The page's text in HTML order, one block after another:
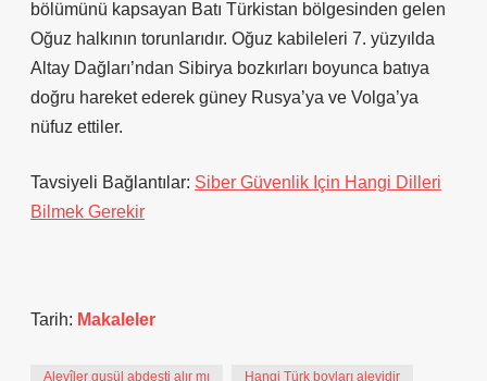
bölümünü kapsayan Batı Türkistan bölgesinden gelen
Oğuz halkının torunlarıdır. Oğuz kabileleri 7. yüzyılda
Altay Dağları’ndan Sibirya bozkırları boyunca batıya
doğru hareket ederek güney Rusya’ya ve Volga’ya
nüfuz ettiler.
Tavsiyeli Bağlantılar: Siber Güvenlik Için Hangi Dilleri
Bilmek Gerekir
Tarih: Makaleler
Alevîler gusül abdesti alır mı Hangi Türk boyları alevidir